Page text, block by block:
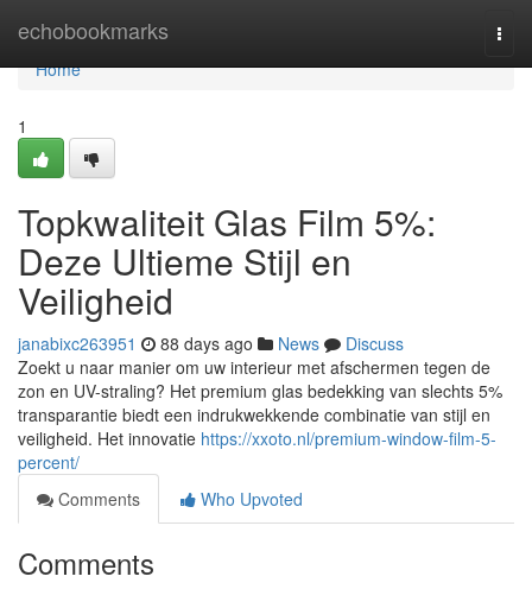
echobookmarks
Home
Home
1
Topkwaliteit Glas Film 5%:
Deze Ultieme Stijl en
Veiligheid
janabixc263951 88 days ago News
Discuss
Zoekt u naar manier om uw interieur met afschermen tegen de
zon en UV-straling? Het premium glas bedekking van slechts 5%
transparantie biedt een indrukwekkende combinatie van stijl en
veiligheid. Het innovatie https://xxoto.nl/premium-window-film-5-
percent/
Comments
Who Upvoted
Comments